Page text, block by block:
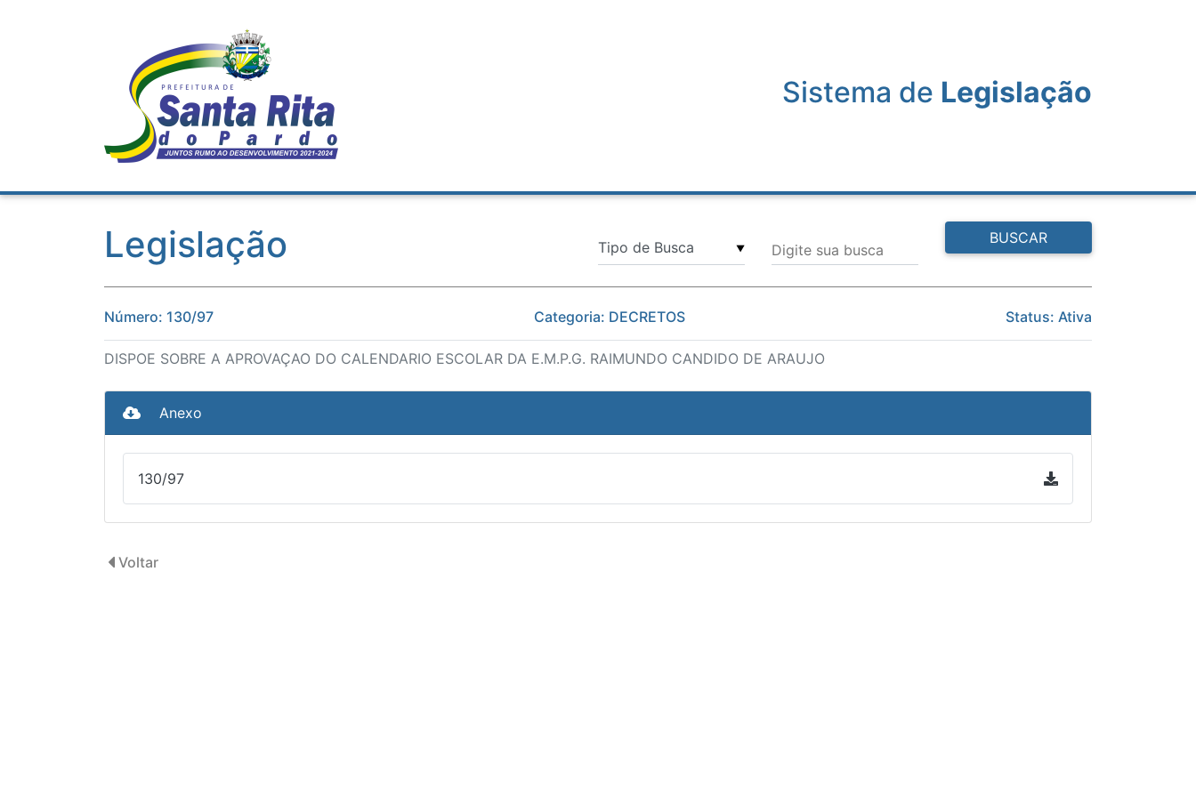
Sistema de Legislação
Legislação ▼ Digite sua busca
BUSCAR
Número: 130/97 Categoria: DECRETOS Status: Ativa
DISPOE SOBRE A APROVAÇAO DO CALENDARIO ESCOLAR DA E.M.P.G. RAIMUNDO CANDIDO DE ARAUJO
Anexo
130/97
Voltar